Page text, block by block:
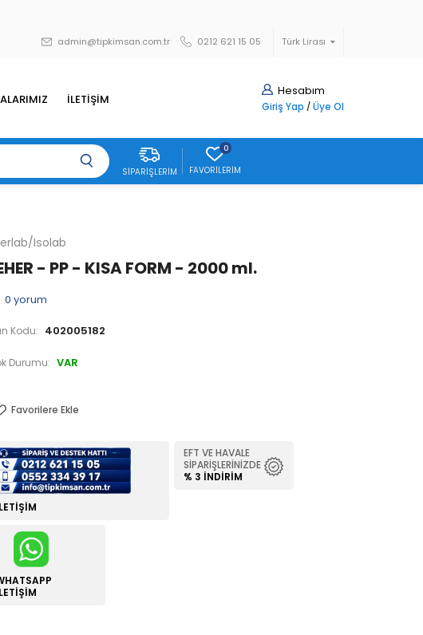
Türk Lirası
admin@tipkimsan.com.tr 0212 621 15 05
Hesabım
Giriş Yap / Üye Ol
İLETİŞİM
SIPARIŞLERIM
0
FAVORILERIM
Isolab
- PP - KISA FORM - 2000 ml.
0 yorum
Kodu: 402005182
Durumu: VAR
Favorilere Ekle
İLETIŞIM
EFT VE HAVALE
SIPARIŞLERINIZDE
% 3 İNDIRIM
İLETIŞIM